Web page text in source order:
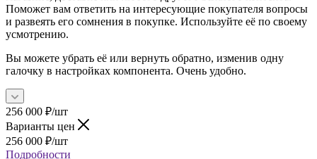
Поможет вам ответить на интересующие покупателя вопросы
и развеять его сомнения в покупке. Используйте её по своему
усмотрению.
Вы можете убрать её или вернуть обратно, изменив одну
галочку в настройках компонента. Очень удобно.
256 000 ₽/шт
Варианты цен
256 000 ₽/шт
Подробности